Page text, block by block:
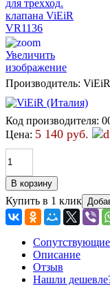
Увеличить
изображение
Производитель:
Код производителя:
Цена: 5 140 руб.
Купить в 1 клик
Описание
Отзыв
Нашли